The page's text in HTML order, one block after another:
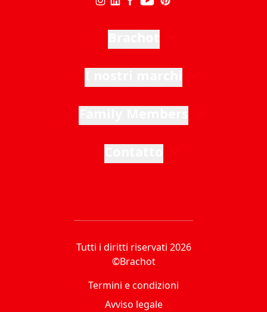
Tutti i diritti riservati 2026
©Brachot
Termini e condizioni
Avviso legale